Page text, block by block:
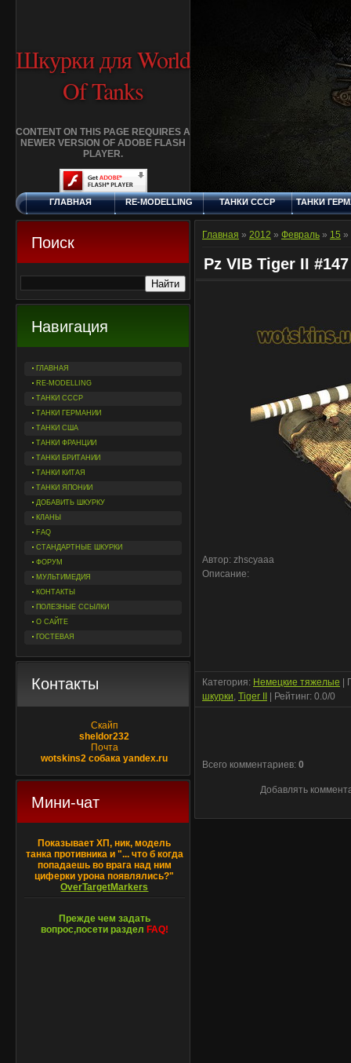
Шкурки для World
Of Tanks
CONTENT ON THIS PAGE REQUIRES A
NEWER VERSION OF ADOBE FLASH
PLAYER.
ЧЕТВЕРГ, 6.8.2026
ГЛАВНАЯ RE-MODELLING ТАНКИ СССР ТАНКИ
ДОБАВИТЬ
КЛАНЫ FAQ
Поиск
Навигация
ГЛАВНАЯ
RE-MODELLING
ТАНКИ СССР
ТАНКИ ГЕРМАНИИ
ТАНКИ США
ТАНКИ ФРАНЦИИ
ТАНКИ БРИТАНИИ
ТАНКИ КИТАЯ
ТАНКИ ЯПОНИИ
ДОБАВИТЬ ШКУРКУ
КЛАНЫ
FAQ
СТАНДАРТНЫЕ ШКУРКИ
ФОРУМ
МУЛЬТИМЕДИЯ
КОНТАКТЫ
ПОЛЕЗНЫЕ ССЫЛКИ
О САЙТЕ
ГОСТЕВАЯ
Контакты
Скайп
sheldor232
Почта
wotskins2 собака yandex.ru
Мини-чат
Показывает ХП, ник, модель
танка противника и "... что б когда
попадаешь во врага над ним
циферки урона появлялись?"
OverTargetMarkers
Прежде чем задать
вопрос,посети раздел FAQ!
Главная » 2012 » Февраль » 15 »
Pz VIB Tiger II #147
Автор: zhscyaaa
Описание:
Категория: Немецкие тяжелые
шкурки, Tiger II Рейтинг: 0.0/0
Всего комментариев: 0
Добавлять